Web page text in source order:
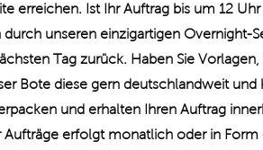
erreichen. Ist Ihr Auftrag bis um 12 Uhr
unseren einzigartigen Overnight-
Tag zurück. Haben Sie Vorlagen,
Bote diese gern deutschlandweit und
und erhalten Ihren Auftrag
erfolgt monatlich oder in Form